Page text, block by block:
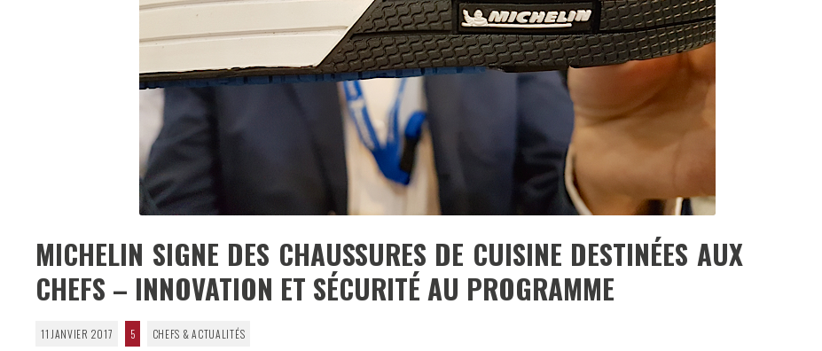
MICHELIN SIGNE DES CHAUSSURES DE CUISINE DESTINÉES AUX
CHEFS – INNOVATION ET SÉCURITÉ AU PROGRAMME
11 JANVIER 2017 5 CHEFS & ACTUALITÉS